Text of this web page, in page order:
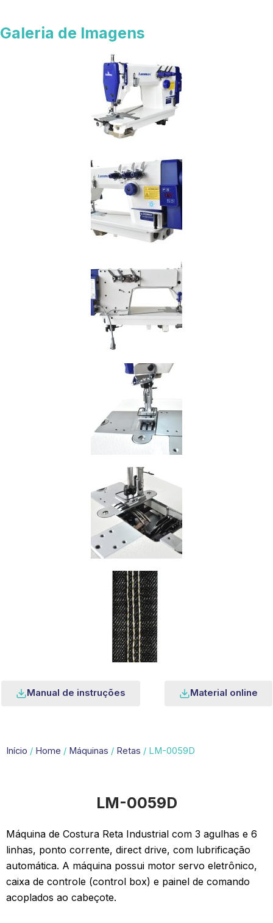
Galeria de Imagens
Manual de instruções Material online
Início / Home / Máquinas / Retas / LM-0059D
LM-0059D
Máquina de Costura Reta Industrial com 3 agulhas e 6
linhas, ponto corrente, direct drive, com lubrificação
automática. A máquina possui motor servo eletrônico,
caixa de controle (control box) e painel de comando
acoplados ao cabeçote.